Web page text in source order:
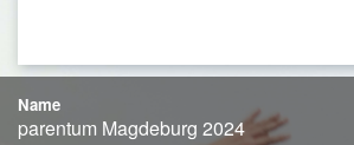
Name
parentum Magdeburg 2024